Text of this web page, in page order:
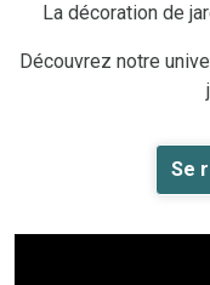
La décoration de
Découvrez notre
Se